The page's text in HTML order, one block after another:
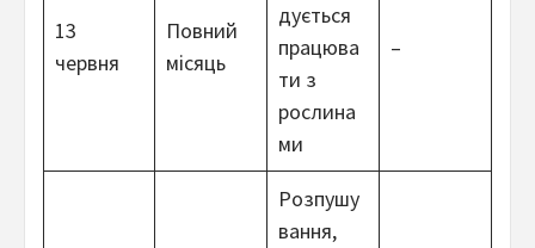
13
червня
Повний
місяць
дується
працюва
ти з
рослина
ми
–
Розпушу
вання,